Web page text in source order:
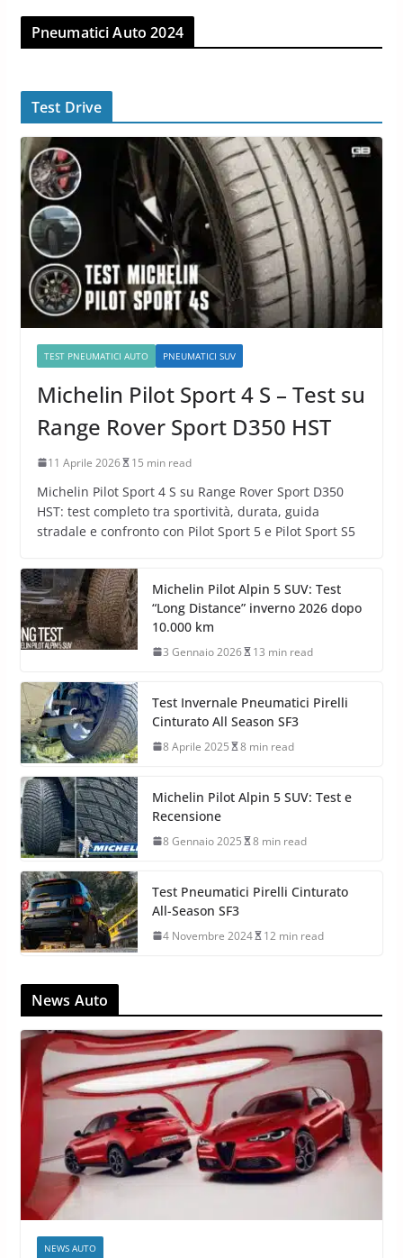
Pneumatici Auto 2024
Test Drive
TEST PNEUMATICI AUTO PNEUMATICI SUV
Michelin Pilot Sport 4 S – Test su
Range Rover Sport D350 HST
11 Aprile 2026 15 min read
Michelin Pilot Sport 4 S su Range Rover Sport D350
HST: test completo tra sportività, durata, guida
stradale e confronto con Pilot Sport 5 e Pilot Sport S5
Michelin Pilot Alpin 5 SUV: Test
“Long Distance” inverno 2026 dopo
10.000 km
3 Gennaio 2026 13 min read
Test Invernale Pneumatici Pirelli
Cinturato All Season SF3
8 Aprile 2025 8 min read
Michelin Pilot Alpin 5 SUV: Test e
Recensione
8 Gennaio 2025 8 min read
Test Pneumatici Pirelli Cinturato
All-Season SF3
4 Novembre 2024 12 min read
News Auto
NEWS AUTO